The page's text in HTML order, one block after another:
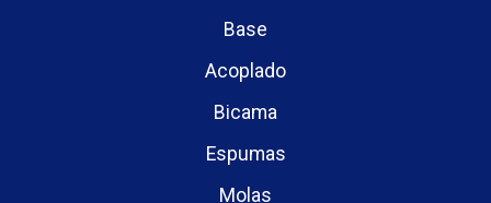
Base
Acoplado
Bicama
Espumas
Molas